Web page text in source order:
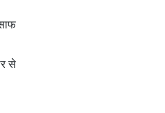
से